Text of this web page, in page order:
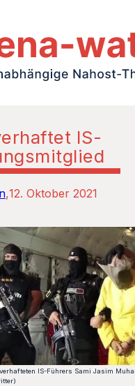
IS-
12. Oktober 2021
IS-Führers Sami Jasim